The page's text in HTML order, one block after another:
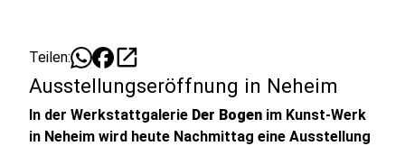
Teilen: open_in_new
Ausstellungseröffnung in Neheim
In der Werkstattgalerie Der Bogen im Kunst-Werk
in Neheim wird heute Nachmittag eine Ausstellung